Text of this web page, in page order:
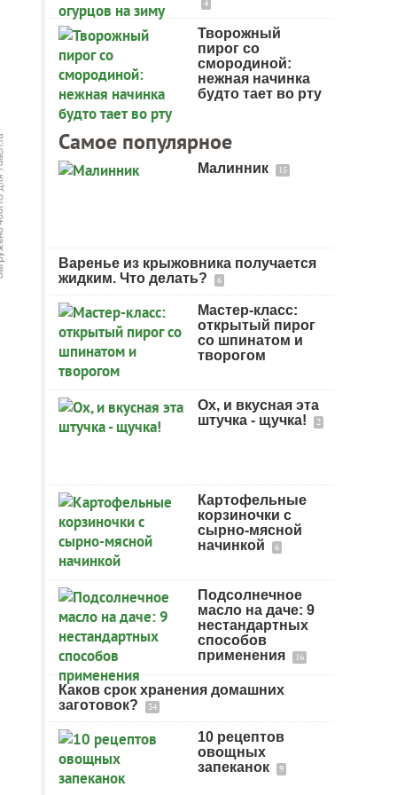
4
Творожный
пирог со
смородиной:
нежная начинка
будто тает во рту
Самое популярное
Малинник 15
Варенье из крыжовника получается
жидким. Что делать?
6
Мастер-класс:
открытый пирог
со шпинатом и
творогом
Ох, и вкусная эта
штучка - щучка!
2
Картофельные
корзиночки с
сырно-мясной
начинкой
6
Подсолнечное
масло на даче: 9
нестандартных
способов
применения
16
Каков срок хранения домашних
заготовок?
34
10 рецептов
овощных
запеканок
9